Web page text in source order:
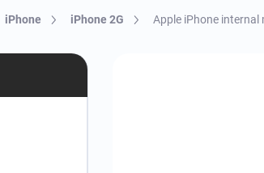
iPhone iPhone 2G Apple iPhone internal